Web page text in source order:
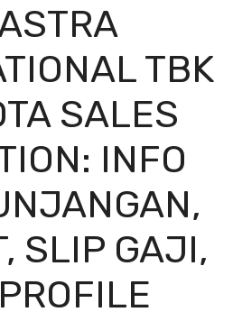
TBK
SALES
INFO
SLIP GAJI,